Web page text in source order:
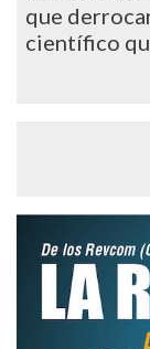
que
científico